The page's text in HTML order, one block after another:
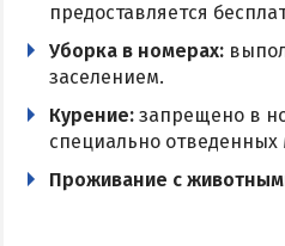
предоставляется
Уборка в номерах:
заселением.
Курение: запрещено в
специально отведенных
Проживание с